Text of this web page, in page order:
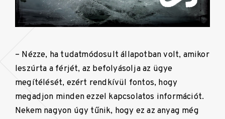
– Nézze, ha tudatmódosult állapotban volt, amikor
leszúrta a férjét, az befolyásolja az ügye
megítélését, ezért rendkívül fontos, hogy
megadjon minden ezzel kapcsolatos információt.
Nekem nagyon úgy tűnik, hogy ez az anyag még